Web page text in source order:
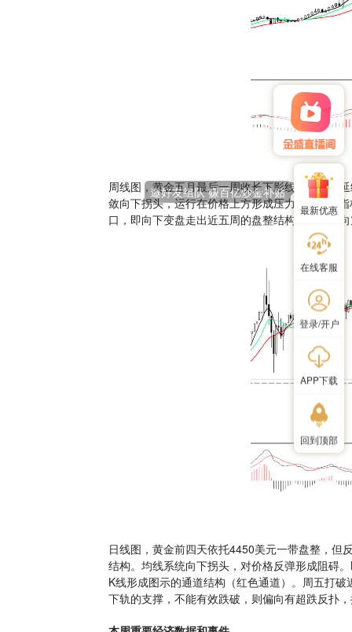
最新优惠
在线客服
登录/开户
APP下载
回到顶部
周线图，黄金五月最后一周收长下影线，本周未
敛向下拐头，运行在价格上方形成压力。MACD
口，即向下变盘走出近五周的盘整结构，后市偏
日线图，黄金前四天依托4450美元一带盘整，但
结构。均线系统向下拐头，对价格反弹形成阻碍
K线形成图示的通道结构（红色通道）。周五打
下轨的支撑，不能有效跌破，则偏向有超跌反扑